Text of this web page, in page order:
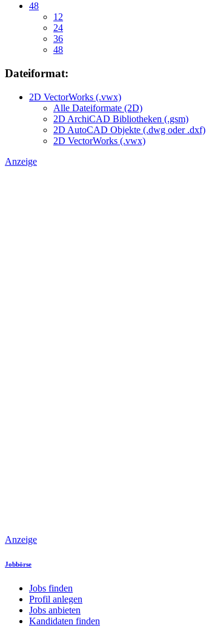
48
12
24
36
48
Dateiformat:
2D VectorWorks (.vwx)
Alle Dateiformate (2D)
2D ArchiCAD Bibliotheken (.gsm)
2D AutoCAD Objekte (.dwg oder .dxf)
2D VectorWorks (.vwx)
Anzeige
Anzeige
Jobbörse
Jobs finden
Profil anlegen
Jobs anbieten
Kandidaten finden